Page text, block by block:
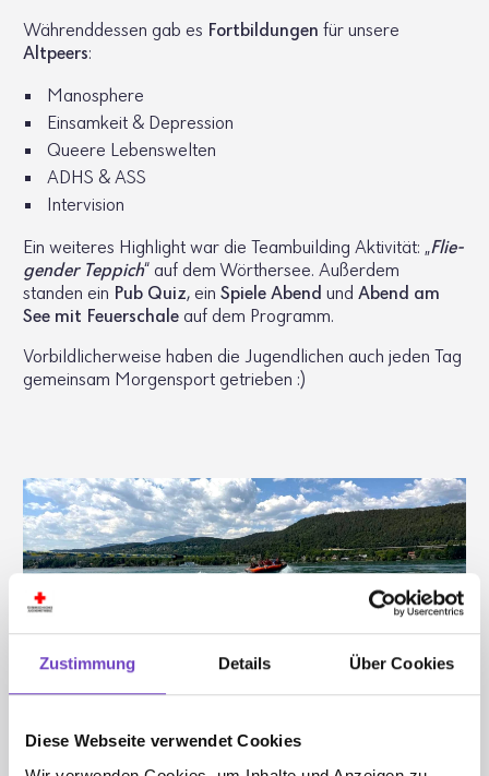
Zustimmung Details Über Cookies
Diese Webseite verwendet Cookies
Während­dessen gab es Fort­bil­dungen für unsere
Altpeers:
Manos­phere
Einsam­keit & Depres­sion
Queere Lebens­welten
ADHS & ASS
Inter­vi­sion
Ein weiteres High­light war die Team­buil­ding Akti­vität: „Flie­
gender Teppich“ auf dem Wörthersee. Außerdem
standen ein Pub Quiz, ein Spiele Abend und Abend am
See mit Feuer­schale auf dem Programm.
Vorbild­li­cher­weise haben die Jugend­li­chen auch jeden Tag
gemeinsam Morgen­sport getrieben :)